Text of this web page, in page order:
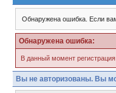
Обнаружена ошибка. Если
Обнаружена ошибка:
В данный момент
Вы не авторизованы. Вы